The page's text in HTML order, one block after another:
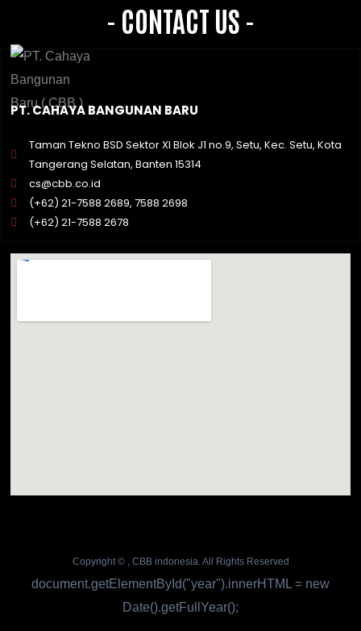
- CONTACT US -
PT. CAHAYA BANGUNAN BARU
Taman Tekno BSD Sektor XI Blok J1 no.9, Setu, Kec. Setu, Kota
Tangerang Selatan, Banten 15314
cs@cbb.co.id
(+62) 21-7588 2689, 7588 2698
(+62) 21-7588 2678
Copyright © , CBB indonesia. All Rights Reserved
document.getElementById("year").innerHTML = new
Date().getFullYear();